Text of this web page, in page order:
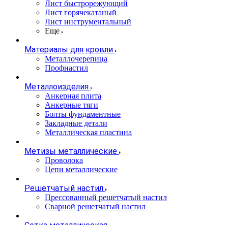
Лист быстрорежующий
Лист горячекатаный
Лист инструментальный
Еще
Материалы для кровли
Металлочерепица
Профнастил
Металлоизделия
Анкерная плита
Анкерные тяги
Болты фундаментные
Закладные детали
Металлическая пластина
Метизы металлические
Проволока
Цепи металлические
Решетчатый настил
Прессованный решетчатый настил
Сварной решетчатый настил